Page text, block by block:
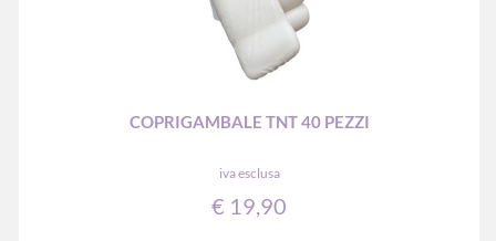
COPRIGAMBALE TNT 40 PEZZI
iva esclusa
€ 19,90